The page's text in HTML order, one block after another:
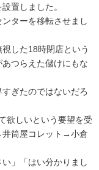
置しました。
ターを移転させまし
した18時閉店という
つらえた儲けにもな
ぎたのではないだろ
欲しいという要望を受
筒屋コレット→小倉
」「はい分かりまし